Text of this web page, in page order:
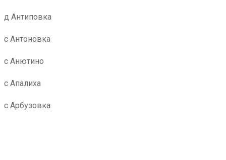
д Антиповка
с Антоновка
с Анютино
с Апалиха
с Арбузовка